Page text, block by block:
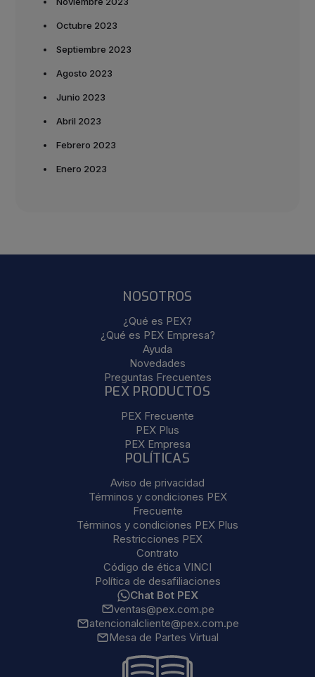
Octubre 2023
Septiembre 2023
Agosto 2023
Junio 2023
Abril 2023
Febrero 2023
Enero 2023
NOSOTROS
¿Qué es PEX?
¿Qué es PEX Empresa?
Ayuda
Novedades
Preguntas Frecuentes
PEX PRODUCTOS
PEX Frecuente
PEX Plus
PEX Empresa
POLÍTICAS
Aviso de privacidad
Términos y condiciones PEX
Frecuente
Términos y condiciones PEX Plus
Restricciones PEX
Contrato
Código de ética VINCI
Política de desafiliaciones
Chat Bot PEX
ventas@pex.com.pe
atencionalcliente@pex.com.pe
Mesa de Partes Virtual